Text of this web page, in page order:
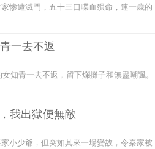
慘遭滅門，五十三口喋血殞命，連一歲的
一去不返
知青一去不返，留下爛攤子和無盡嘲諷。
我出獄便無敵
小少爺，但突如其來一場變故，令秦家被